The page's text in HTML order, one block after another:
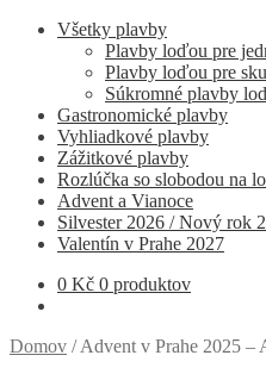
Všetky plavby
Plavby loďou pre
Plavby loďou pre
Súkromné ​​plavby
Gastronomické plavby
Vyhliadkové plavby
Zážitkové plavby
Rozlúčka so slobodou na
Advent a Vianoce
Silvester 2026 / Nový rok
Valentín v Prahe 2027
0 Kč 0 produktov
Domov /Advent v Prahe 2025 –